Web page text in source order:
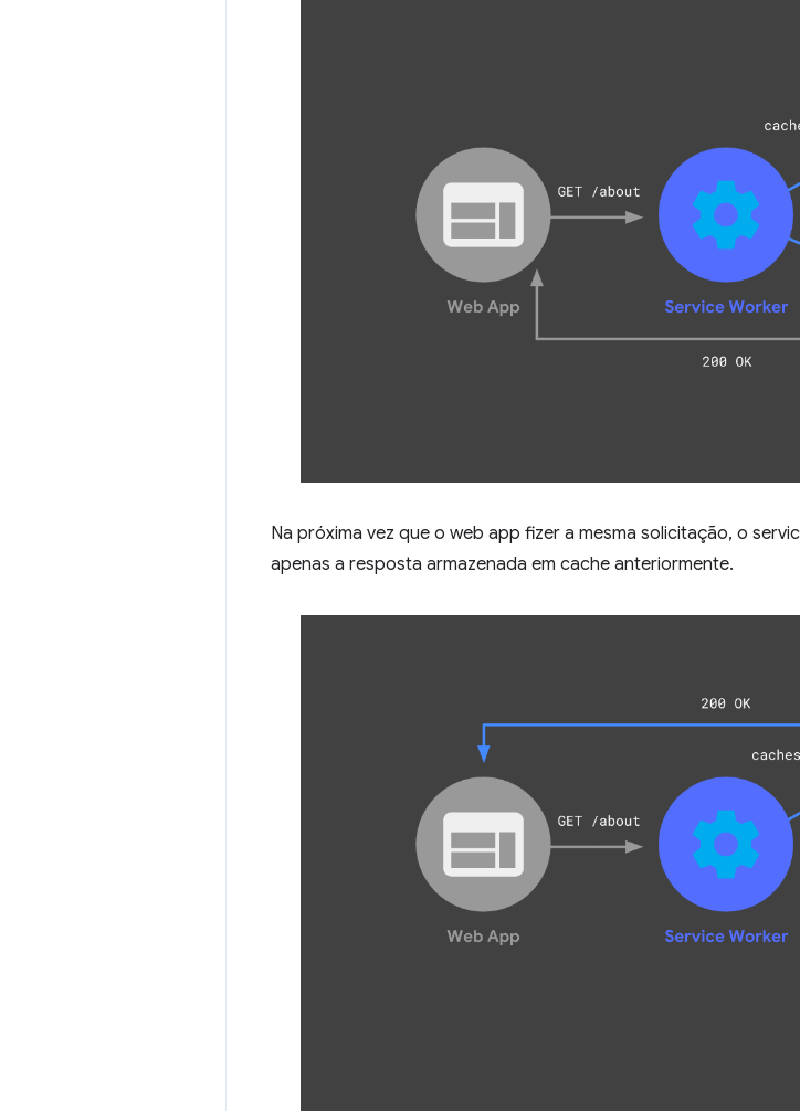
Na próxima vez que o web app fizer a mesma solicitação, o
apenas a resposta armazenada em cache anteriormente.